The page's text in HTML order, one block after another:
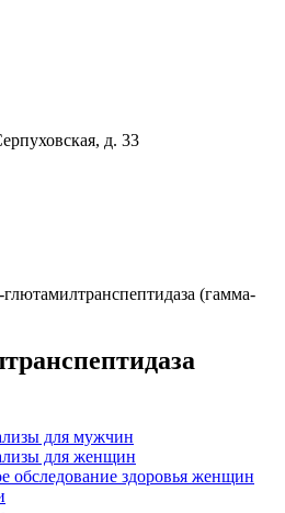
д. 33
(гамма-
для мужчин
для женщин
обследование здоровья женщин